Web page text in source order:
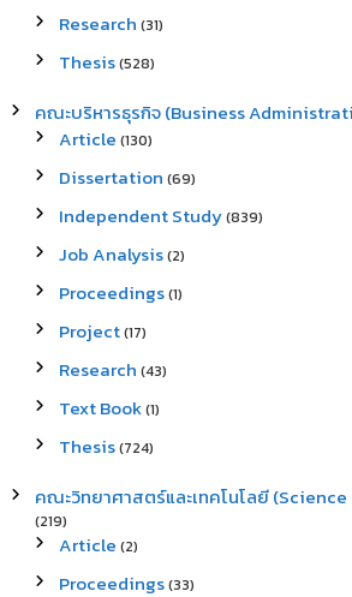
Research (31)
Thesis(528)
คณะบริหารธุรกิจ (Business
Article (130)
Dissertation (69)
Independent Study(839)
Job Analysis(2)
Proceedings(1)
Project(17)
Research (43)
Text Book(1)
Thesis(724)
คณะวิทยาศาสตร์และเทคโนโลยี
(219)
Article (2)
Proceedings(33)